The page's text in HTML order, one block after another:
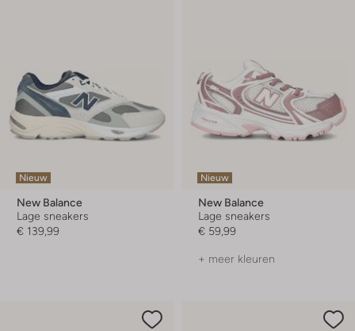
Nieuw
New Balance
Lage sneakers
€ 139,99
Nieuw
New Balance
Lage sneakers
€ 59,99
+ meer kleuren